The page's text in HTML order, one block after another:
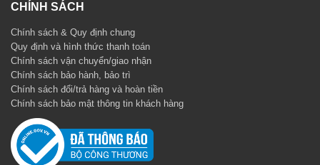
CHÍNH SÁCH
Chính sách & Quy định chung
Quy định và hình thức thanh toán
Chính sách vận chuyển/giao nhận
Chính sách bảo hành, bảo trì
Chính sách đổi/trả hàng và hoàn tiền
Chính sách bảo mật thông tin khách hàng